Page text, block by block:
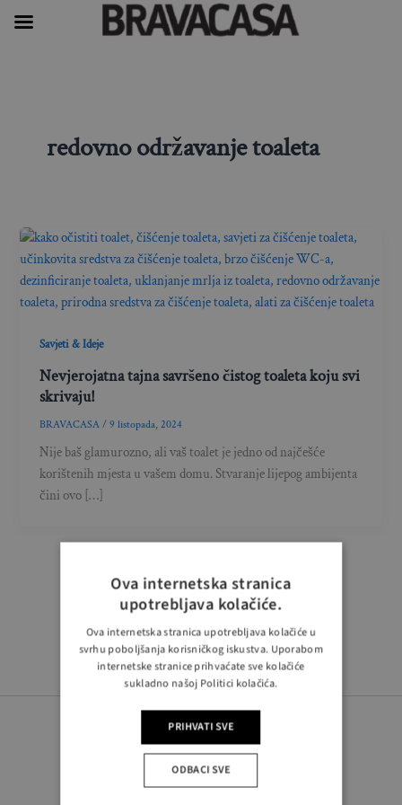
redovno održavanje toaleta
Savjeti & Ideje
Nevjerojatna tajna savršeno čistog toaleta koju svi
skrivaju!
BRAVACASA/9 listopada, 2024
Nije baš glamurozno, ali vaš toalet je jedno od najčešće
korištenih mjesta u vašem domu. Stvaranje lijepog ambijenta
čini ovo […]
Ova internetska stranica
upotrebljava kolačiće.
Ova internetska stranica upotrebljava kolačiće u
svrhu poboljšanja korisničkog iskustva. Uporabom
internetske stranice prihvaćate sve kolačiće
sukladno našoj Politici kolačića.
PRIHVATI SVE
ODBACI SVE